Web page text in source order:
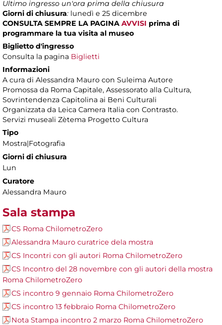
Ultimo ingresso un'ora prima della chiusura
Giorni di chiusura: lunedì e 25 dicembre
CONSULTA SEMPRE LA PAGINA AVVISI prima di
programmare la tua visita al museo
Biglietto d'ingresso
Consulta la pagina Biglietti
Informazioni
A cura di Alessandra Mauro con Suleima Autore
Promossa da Roma Capitale, Assessorato alla Cultura,
Sovrintendenza Capitolina ai Beni Culturali
Organizzata da Leica Camera Italia con Contrasto.
Servizi museali Zètema Progetto Cultura
Tipo
Mostra|Fotografia
Giorni di chiusura
Lun
Curatore
Alessandra Mauro
Sala stampa
CS Roma ChilometroZero
Alessandra Mauro curatrice dela mostra
CS Incontri con gli autori Roma ChilometroZero
CS Incontro del 28 novembre con gli autori della mostra
Roma ChilometroZero
CS incontro 9 gennaio Roma ChilometroZero
CS incontro 13 febbraio Roma ChilometroZero
Nota Stampa incontro 2 marzo Roma ChilometroZero